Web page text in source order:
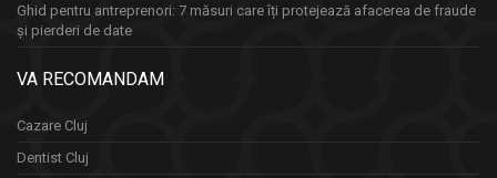
Ghid pentru antreprenori: 7 măsuri care îți protejează afacerea de fraude
și pierderi de date
VA RECOMANDAM
Cazare Cluj
Dentist Cluj